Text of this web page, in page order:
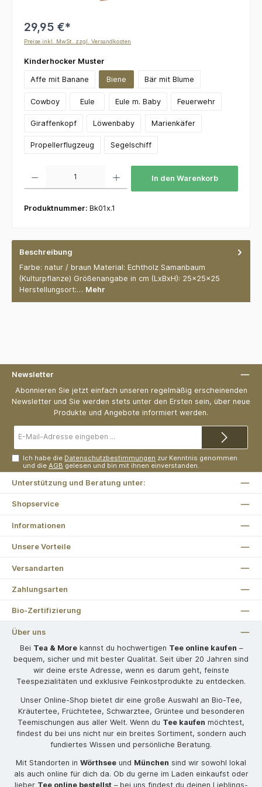
29,95 €*
Preise inkl. MwSt. zzgl. Versandkosten
Kinderhocker Muster
Affe mit Banane Biene Bär mit Blume
Cowboy Eule Eule m. Baby Feuerwehr
Giraffenkopf Löwenbaby Marienkäfer
Propellerflugzeug Segelschiff
In den Warenkorb
Produktnummer: Bk01x.1
Beschreibung
Farbe: natur / braun Material: Echtholz Samanbaum
(Kulturpflanze) Größenangabe in cm (LxBxH): 25x25x25
Herstellungsort:… Mehr
Newsletter
Abonnieren Sie jetzt einfach unseren regelmäßig erscheinenden
Newsletter und Sie werden stets unter den Ersten sein, über neue
Produkte und Angebote informiert werden.
Mail-
Ich habe die Datenschutzbestimmungen zur Kenntnis genommen
und dieAGB gelesen und bin mit ihnen einverstanden.
Unterstützung und Beratung unter:
Shopservice
Informationen
Unsere Vorteile
Versandarten
Zahlungsarten
Bio-Zertifizierung
Über uns
Bei Tea & Morekannst du hochwertigen Tee online kaufen –
bequem, sicher und mit bester Qualität. Seit über 20 Jahren sind
wir deine erste Adresse, wenn es darum geht, feinste
Teespezialitäten und exklusive Feinkostprodukte zu entdecken.
Unser Online-Shop bietet dir eine große Auswahl an Bio-Tee,
Kräutertee, Früchtetee, Schwarztee, Grüntee und besonderen
Teemischungen aus aller Welt. Wenn du Tee kaufen möchtest,
findest du bei uns nicht nur ein breites Sortiment, sondern auch
fundiertes Wissen und persönliche Beratung.
Mit Standorten in Wörthsee und München sind wir sowohl lokal
als auch online für dich da. Ob du gerne im Laden einkaufst oder
lieber Tee online bestellst– bei uns findest du deinen Lieblings-